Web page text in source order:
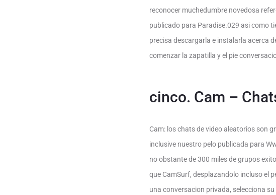
reconocer muchedumbre novedosa
publicado para Paradise.029 asi­ como
precisa descargarla e instalarla acerca
comenzar la zapatilla y el pie
cinco. Cam –
Cam: los chats de video aleatorios son
inclusive nuestro pelo publicada para
no obstante de 300 miles de grupos
que CamSurf, desplazandolo incluso el
una conversacion privada, selecciona